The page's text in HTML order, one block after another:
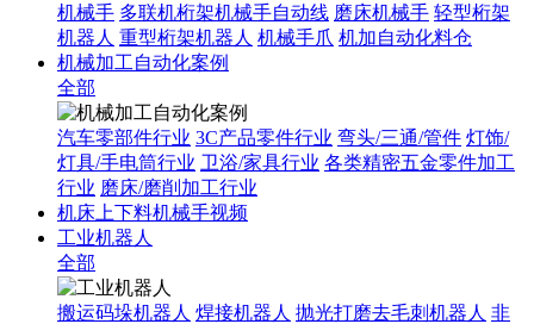
机械手 多联机桁架机械手自动线 磨床机械手 轻型桁架
机器人 重型桁架机器人 机械手爪 机加自动化料仓
机械加工自动化案例
全部
汽车零部件行业 3C产品零件行业 弯头/三通/管件 灯饰/
灯具/手电筒行业 卫浴/家具行业 各类精密五金零件加工
行业 磨床/磨削加工行业
机床上下料机械手视频
工业机器人
全部
搬运码垛机器人 焊接机器人 抛光打磨去毛刺机器人 非